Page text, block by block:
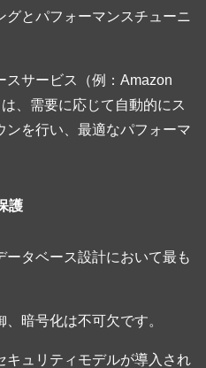
グとパフォーマンスチューニ
スサービス（例：Amazon
、需要に応じて自動的にス
を行い、最適なパフォーマ
護
タベース設計において最も
暗号化は不可欠です。
キュリティモデルが導入され